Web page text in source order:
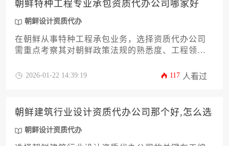
朝鲜特种工程专业承包资质代办公司哪家好
朝鲜设计资质代办
在朝鲜从事特种工程承包业务，选择资质代办公司
需重点考察其对朝鲜政策法规的熟悉度、工程领域
构应具备朝鲜市场准入实操经验、特种工程资质申
及跨境工程合规要点。
2026-01-22 14:39:19 117 人看过
朝鲜建筑行业设计资质代办公司那个好,怎么选
朝鲜设计资质代办